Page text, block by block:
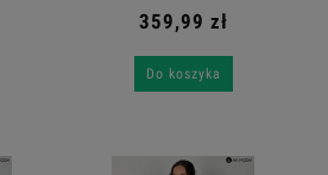
359,99 zł
Do koszyka